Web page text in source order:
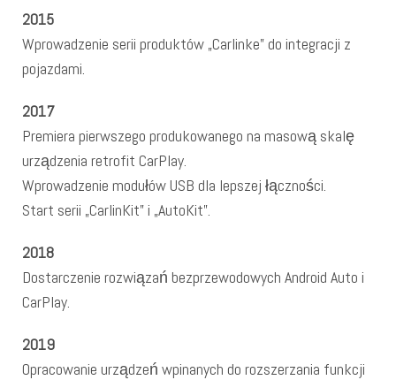
2015
Wprowadzenie serii produktów „Carlinke” do integracji z
pojazdami.
2017
Premiera pierwszego produkowanego na masową skalę
urządzenia retrofit CarPlay.
Wprowadzenie modułów USB dla lepszej łączności.
Start serii „CarlinKit” i „AutoKit”.
2018
Dostarczenie rozwiązań bezprzewodowych Android Auto i
CarPlay.
2019
Opracowanie urządzeń wpinanych do rozszerzania funkcji